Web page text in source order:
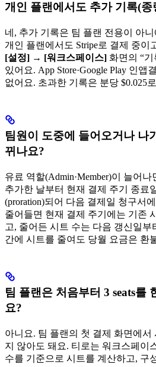
개인 플랜에서도 추가 기록(
네, 추가 기록은 팀 플랜 전용이 아니
개인 플랜에서도 Stripe로 결제 중이
[설정] → [워크스페이스] 화면의 “
있어요. App Store·Google Play 인앱
없어요. 초과한 기록은 분당 $0.025
팀원이 도중에 들어오거나 나
뀌나요?
유료 역할(Admin·Member)이 늘어
추가한 날부터 현재 결제 주기 종료
(proration)되어 다음 결제일 청구서
줄어들면 현재 결제 주기에는 기존
고, 줄어든 시트 수는 다음 갱신일부
간에 시트를 줄여도 당월 요금은 환
팀 플랜은 처음부터 3 seats를
요?
아니요. 팀 플랜의 첫 결제 화면에
지 않아도 돼요. 티로는 워크스페이
수를 기준으로 시트를 계산하고, 구